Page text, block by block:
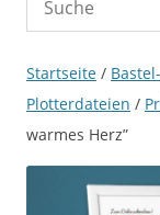
Startseite /
Plotterdateien /
warmes Herz”